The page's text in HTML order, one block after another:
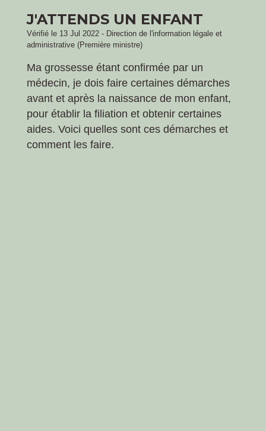
J'ATTENDS UN ENFANT
Vérifié le 13 Jul 2022 - Direction de l'information légale et
administrative (Première ministre)
Ma grossesse étant confirmée par un
médecin, je dois faire certaines démarches
avant et après la naissance de mon enfant,
pour établir la filiation et obtenir certaines
aides. Voici quelles sont ces démarches et
comment les faire.